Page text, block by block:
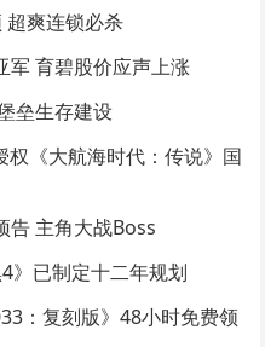
超爽连锁必杀
军 育碧股价应声上涨
垒生存建设
权《大航海时代：传说》国
告 主角大战Boss
》已制定十二年规划
：复刻版》48小时免费领